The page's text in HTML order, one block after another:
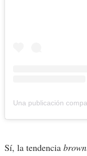
Sí, la tendencia